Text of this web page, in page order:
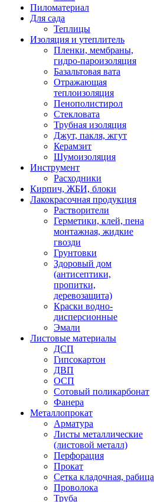
Пиломатериал
Для сада
Теплицы
Изоляция и утеплитель
Пленки, мембраны,
гидро-пароизоляция
Базальтовая вата
Отражающая
теплоизоляция
Пенополистирол
Стекловата
Трубная изоляция
Джут, пакля, жгут
Керамзит
Шумоизоляция
Инструмент
Расходники
Кирпич, ЖБИ, блоки
Лакокрасочная продукция
Растворители
Герметики, клей, пена
монтажная, жидкие
гвозди
Грунтовки
Здоровый дом
(антисептики,
пропитки,
деревозащита)
Краски водно-
дисперсионные
Эмали
Листовые материалы
ДСП
Гипсокартон
ДВП
ОСП
Сотовый поликарбонат
Фанера
Металлопрокат
Арматура
Листы металлические
(листовой металл)
Перфорация
Прокат
Сетка кладочная, рабица
Проволока
Труба